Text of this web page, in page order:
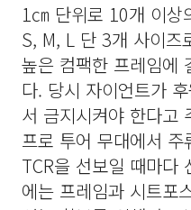
1㎝ 단위로 10개 이상
S, M, L 단 3개 사이즈
높은 컴팩한 프레임에
다. 당시 자이언트가
서 금지시켜야 한다고
프로 투어 무대에서
TCR을 선보일 때마다
에는 프레임과 시트포